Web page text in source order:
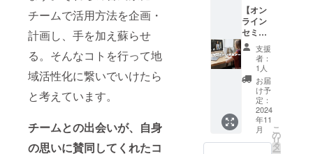
チームで活用方法を企画・
計画し、手を加え蘇らせ
る。そんなコトを行って地
域活性化に繋いでいけたら
と考えています。
チームとの出会いが、自身
の思いに賛同してくれたコ
上乗せ
支援が
可能に
なって
おりま
す。応
援のお
気持ち
上乗せ
してく
ださる
と大変
嬉しい
送りさ
せてい
ただき
ます！
（この
リター
ンはめ
ちゃく
ちゃ応
援500円
のリ
ターン
と同じ
ターン
となっ
ていま
す。
プロ
ジェク
ト終了
後、感
謝の気
持ちを
メン
バーそ
れぞれ
【オン
ライン
セミ
ナー
45分】
長和町
には来
られな
いけ
ど、プ
ロジェ
クトに
至った
支援
者：
1人
お届
け予
定：
2024
年11
月
こ
の
リ
タ